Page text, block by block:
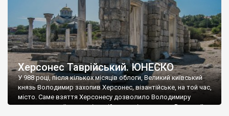
Херсонес Таврійський. ЮНЕСКО
У 988 році, після кількох місяців облоги, Великий київський
князь Володимир захопив Херсонес, візантійське, на той час,
місто. Саме взяття Херсонесу дозволило Володимиру
диктувати свої умови візантійському імператору Василю ІІ, та